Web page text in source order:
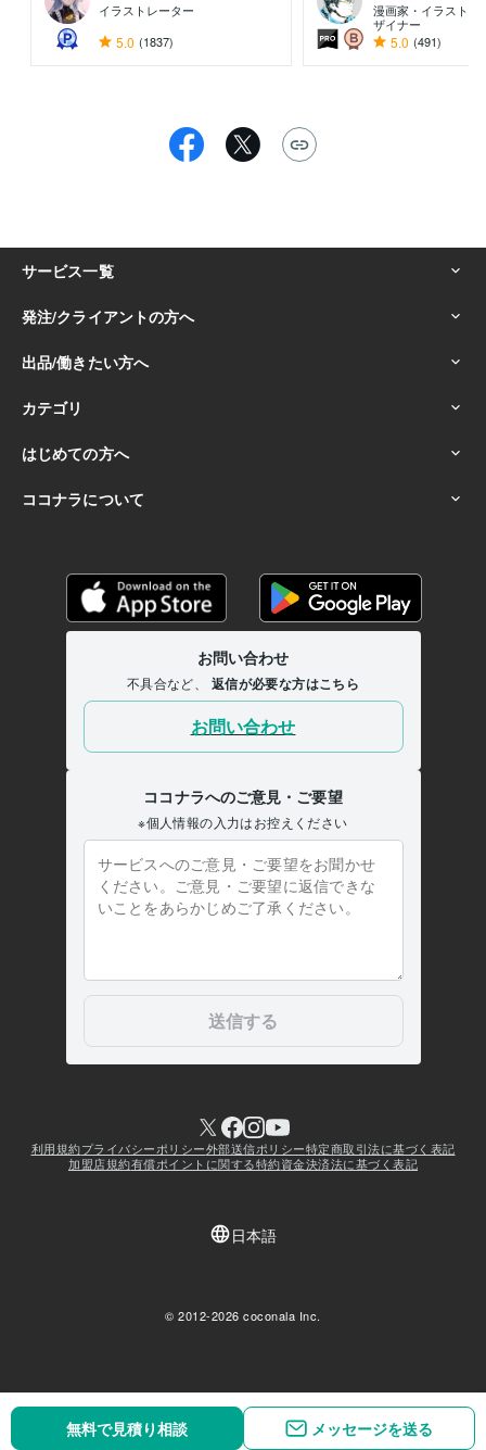
無料で見積り相談 メッセージを送る
無料で見積り相談 メッセージを送る
イラストレーター
5.0 (1837)
漫画家・イラストレ
ザイナー
5.0 (491)